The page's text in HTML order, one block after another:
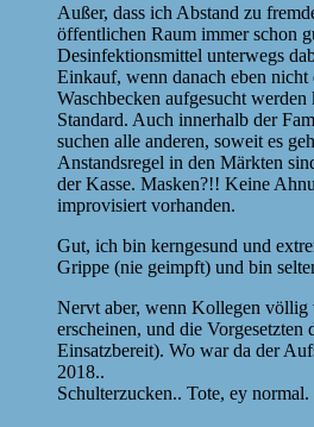
Außer, dass ich Abstand zu
öffentlichen Raum immer schon
Desinfektionsmittel unterwegs
Einkauf, wenn danach eben nicht
Waschbecken aufgesucht werden
Standard. Auch innerhalb der
suchen alle anderen, soweit es
Anstandsregel in den Märkten
der Kasse. Masken?!! Keine
improvisiert vorhanden.
Gut, ich bin kerngesund und
Grippe (nie geimpft) und bin
Nervt aber, wenn Kollegen
erscheinen, und die
Einsatzbereit). Wo war da der
2018..
Schulterzucken.. Tote, ey normal.